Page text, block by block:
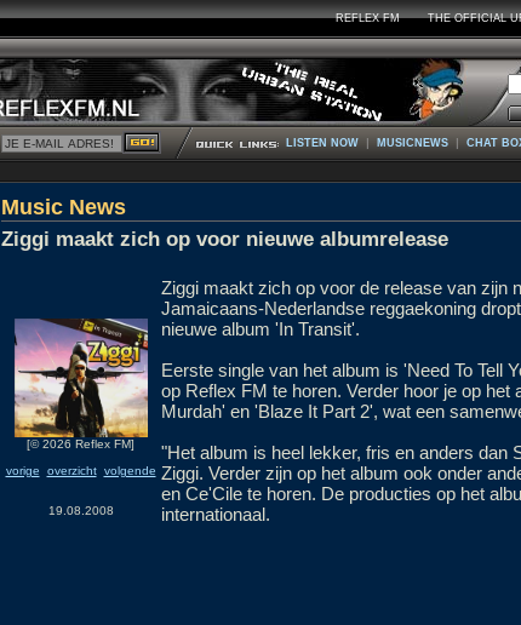
REFLEX FM THE OFFICIAL
LISTEN NOW | MUSICNEWS | CHAT
Music News
Ziggi maakt zich op voor nieuwe albumrelease
[© 2026 Reflex FM]
vorige
overzicht volgende
19.08.2008
Ziggi maakt zich op voor de release van zijn
Jamaicaans-Nederlandse reggaekoning
nieuwe album 'In Transit'.
Eerste single van het album is 'Need To Tell
op Reflex FM te horen. Verder hoor je op het
Murdah' en 'Blaze It Part 2', wat een
"Het album is heel lekker, fris en anders dan
Ziggi. Verder zijn op het album ook onder
en Ce'Cile te horen. De producties op het
internationaal.